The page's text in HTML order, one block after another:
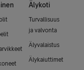
Älykoti
Turvallisuus
ja valvonta
Älyvalaistus
Älykaiuttimet